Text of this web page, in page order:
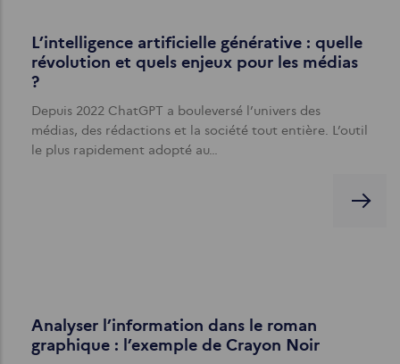
L’intelligence artificielle générative : quelle
révolution et quels enjeux pour les médias
?
Depuis 2022 ChatGPT a bouleversé l’univers des
médias, des rédactions et la société tout entière. L’outil
le plus rapidement adopté au…
Analyser l’information dans le roman
graphique : l’exemple de Crayon Noir